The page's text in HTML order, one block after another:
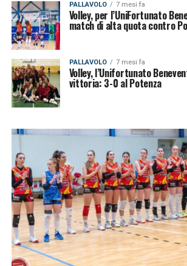
PALLAVOLO 7 mesi fa
Volley, per l’UniFortunato
match di alta quota contro
PALLAVOLO 7 mesi fa
Volley, l’Unifortunato
vittoria: 3-0 al Potenza